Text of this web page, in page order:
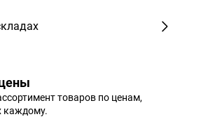
товаров по ценам,
каждому.